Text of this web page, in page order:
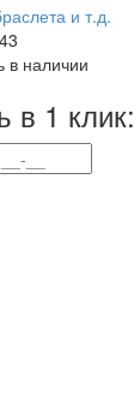
в наличии
в 1 клик: